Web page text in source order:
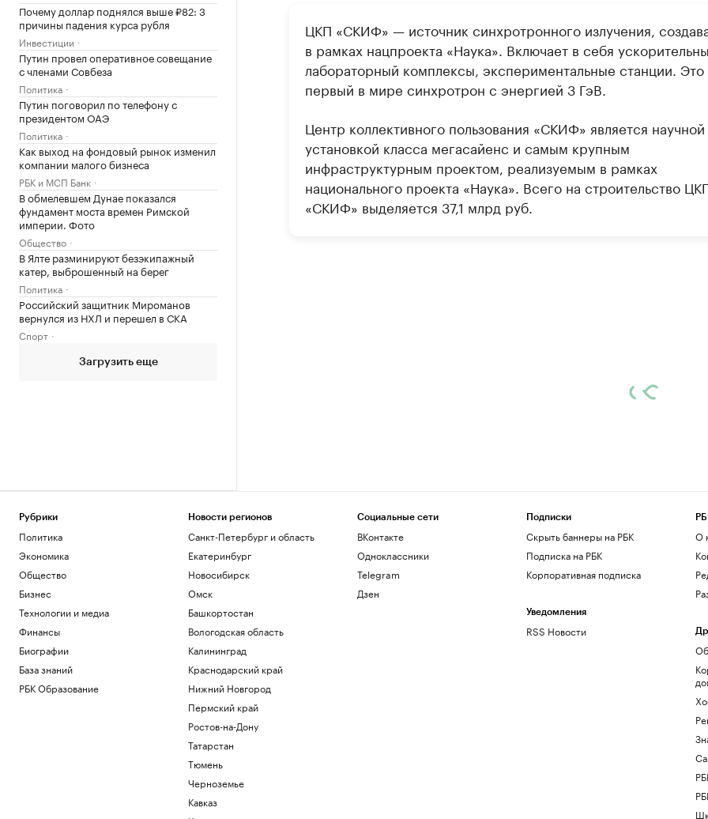
Почему доллар поднялся выше ₽82: 3
причины падения курса рубля
Инвестиции
Путин провел оперативное совещание
с членами Совбеза
Политика
Путин поговорил по телефону с
президентом ОАЭ
Политика
Как выход на фондовый рынок изменил
компании малого бизнеса
РБК и МСП Банк
В обмелевшем Дунае показался
фундамент моста времен Римской
империи. Фото
Общество
В Ялте разминируют безэкипажный
катер, выброшенный на берег
Политика
Российский защитник Мироманов
вернулся из НХЛ и перешел в СКА
Спорт
Загрузить еще
ЦКП «СКИФ» — источник синхротронного излучения,
в рамках нацпроекта «Наука». Включает в себя
лабораторный комплексы, экспериментальные станции. Это
первый в мире синхротрон с энергией 3 ГэВ.
Центр коллективного пользования «СКИФ» является научной
установкой класса мегасайенс и самым крупным
инфраструктурным проектом, реализуемым в рамках
национального проекта «Наука». Всего на строительство
«СКИФ» выделяется 37,1 млрд руб.
Рубрики
Политика
Экономика
Общество
Бизнес
Технологии и медиа
Финансы
Биографии
База знаний
РБК Образование
Новости регионов
Санкт-Петербург и область
Екатеринбург
Новосибирск
Омск
Башкортостан
Вологодская область
Калининград
Краснодарский край
Нижний Новгород
Пермский край
Ростов-на-Дону
Татарстан
Тюмень
Черноземье
Кавказ
Социальные сети
ВКонтакте
Одноклассники
Telegram
Дзен
Подписки
Скрыть баннеры на РБК
Подписка на РБК
Корпоративная подписка
Уведомления
RSS Новости
О